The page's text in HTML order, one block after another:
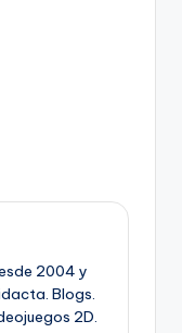
2004 y
Blogs.
2D.